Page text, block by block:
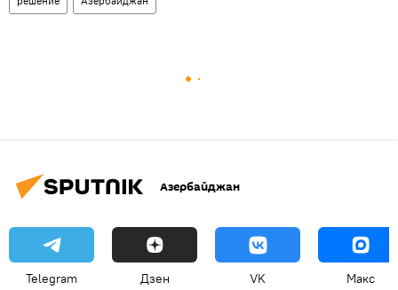
Азербайджан
Telegram Дзен VK Макс